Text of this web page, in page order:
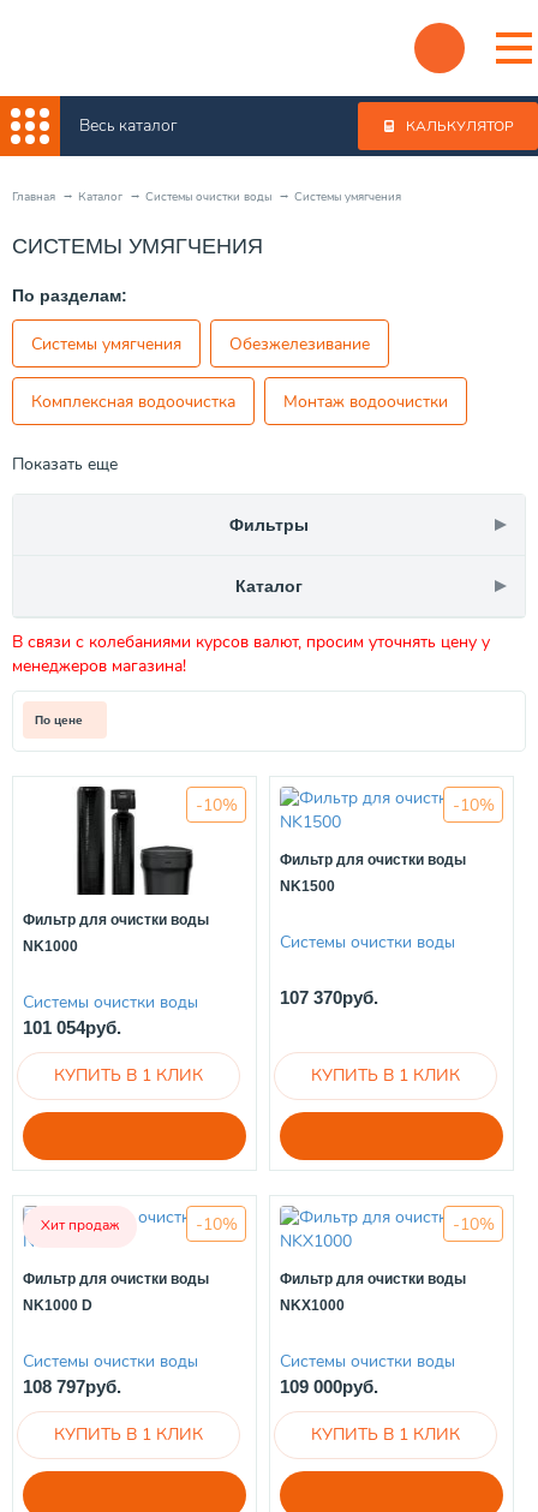
Весь каталог КАЛЬКУЛЯТОР
Главная Каталог Системы очистки воды Системы умягчения
СИСТЕМЫ УМЯГЧЕНИЯ
По разделам:
Системы умягчения Обезжелезивание
Комплексная водоочистка Монтаж водоочистки
Показать еще
В связи с колебаниями курсов валют, просим уточнять цену у
менеджеров магазина!
По цене
-10%
Фильтр для очистки воды
NK1000
Системы очистки воды
101 054руб.
-10%
Фильтр для очистки воды
NK1500
Системы очистки воды
107 370руб.
Хит продаж -10%
Фильтр для очистки воды
NK1000 D
Системы очистки воды
108 797руб.
-10%
Фильтр для очистки воды
NKX1000
Системы очистки воды
109 000руб.
Фильтры
Каталог